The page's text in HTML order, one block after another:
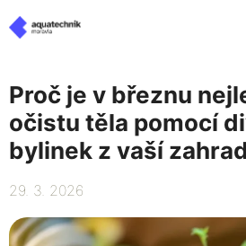
na
Proč je v březnu
očistu těla pomocí
bylinek z vaší
29. 3. 2026